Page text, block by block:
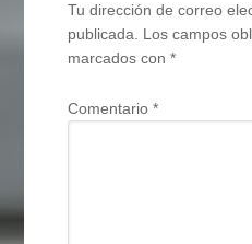
Tu dirección de correo
publicada. Los campos
marcados con*
Comentario*